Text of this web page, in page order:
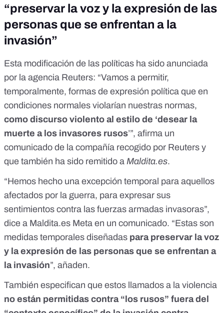
“preservar la voz y la expresión de las
personas que se enfrentan a la
invasión”
Esta modificación de las políticas ha sido anunciada
por la agencia Reuters: “Vamos a permitir,
temporalmente, formas de expresión política que en
condiciones normales violarían nuestras normas,
como discurso violento al estilo de ‘desear la
muerte a los invasores rusos’”, afirma un
comunicado de la compañía recogido por Reuters y
que también ha sido remitido a Maldita.es.
“Hemos hecho una excepción temporal para aquellos
afectados por la guerra, para expresar sus
sentimientos contra las fuerzas armadas invasoras”,
dice a Maldita.es Meta en un comunicado. “Estas son
medidas temporales diseñadas para preservar la voz
y la expresión de las personas que se enfrentan a
la invasión”, añaden.
También especifican que estos llamados a la violencia
no están permitidas contra “los rusos” fuera del